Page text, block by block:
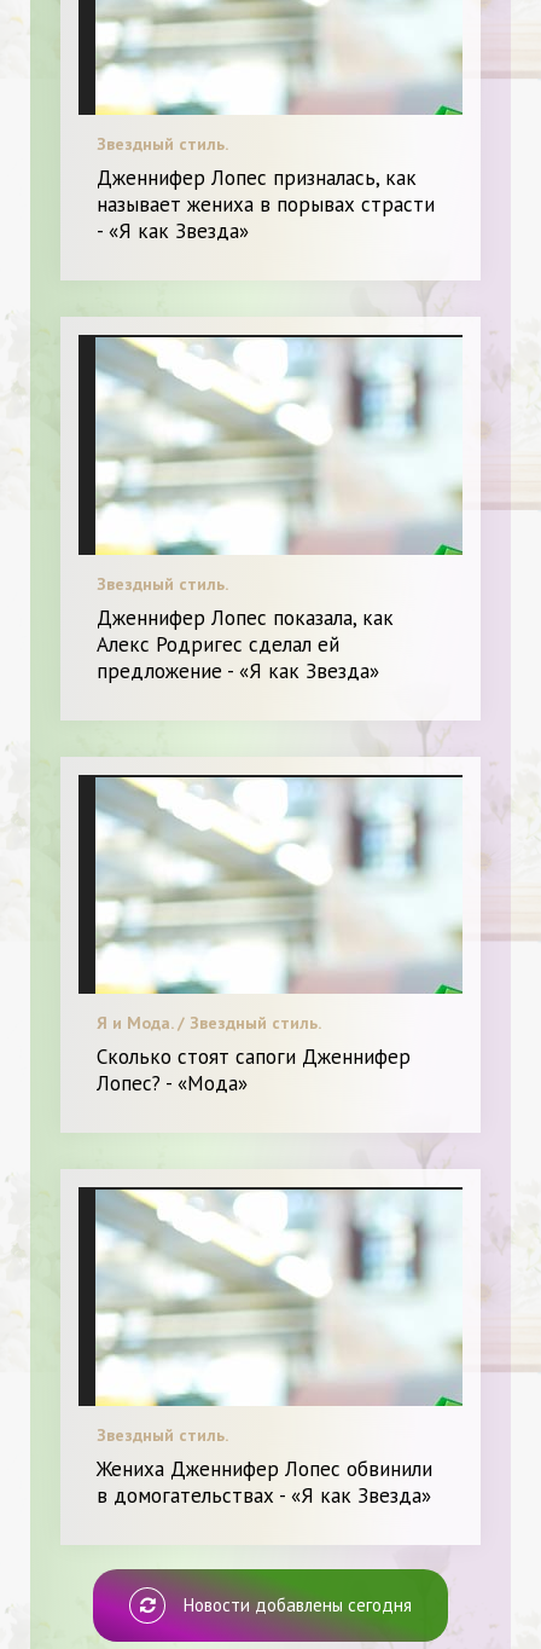
Звездный стиль.
Дженнифер Лопес призналась, как
называет жениха в порывах страсти
- «Я как Звезда»
Звездный стиль.
Дженнифер Лопес показала, как
Алекс Родригес сделал ей
предложение - «Я как Звезда»
Я и Мода. / Звездный стиль.
Сколько стоят сапоги Дженнифер
Лопес? - «Мода»
Звездный стиль.
Жениха Дженнифер Лопес обвинили
в домогательствах - «Я как Звезда»
Новости добавлены сегодня